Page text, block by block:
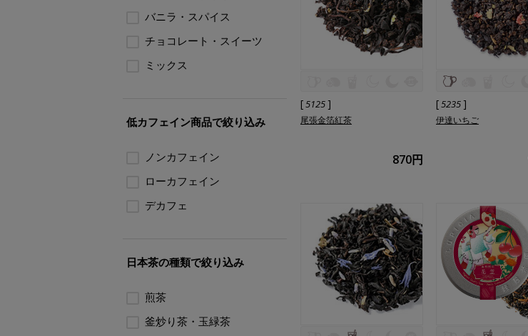
[5125 ]
尾張金箔紅茶
870円
[5235 ]
伊達いちご
バニラ・スパイス
チョコレート・スイーツ
ミックス
低カフェイン商品で絞り込み
ノンカフェイン
ローカフェイン
デカフェ
日本茶の種類で絞り込み
煎茶
釜炒り茶・玉緑茶